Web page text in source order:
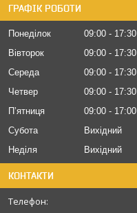
ГРАФІК РОБОТИ
Понеділок 09:00
17:30
Вівторок
09:00
17:30
Середа
09:00
17:30
Четвер
09:00
17:30
Пʼятниця
09:00
17:00
Субота
Вихідний
Неділя
Вихідний
КОНТАКТИ